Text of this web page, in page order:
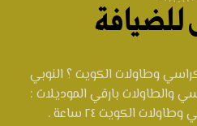
وطاولات الكويت ؟ النوبي
والطاولات بارقي الموديلات :
الكويت ٢٤ ساعة .